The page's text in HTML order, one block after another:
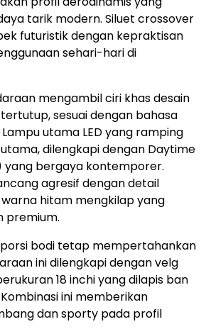
tarik modern. Siluet crossover
futuristik dengan kepraktisan
sehari-hari di
mengambil ciri khas desain
sesuai dengan bahasa
utama LED yang ramping
dilengkapi dengan Daytime
yang bergaya kontemporer.
agresif dengan detail
hitam mengkilap yang
premium.
bodi tetap mempertahankan
ini dilengkapi dengan velg
18 inchi yang dilapis ban
ini memberikan
dan sporty pada profil